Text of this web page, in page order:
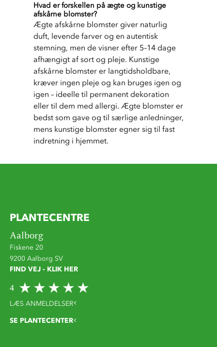
Hvad er forskellen på ægte og kunstige
afskårne blomster?
Ægte afskårne blomster giver naturlig
duft, levende farver og en autentisk
stemning, men de visner efter 5–14 dage
afhængigt af sort og pleje. Kunstige
afskårne blomster er langtidsholdbare,
kræver ingen pleje og kan bruges igen og
igen – ideelle til permanent dekoration
eller til dem med allergi. Ægte blomster er
bedst som gave og til særlige anledninger,
mens kunstige blomster egner sig til fast
indretning i hjemmet.
PLANTECENTRE
Aalborg
Fiskene 20
9200 Aalborg SV
FIND VEJ - KLIK HER
4
LÆS ANMELDELSER
SE PLANTECENTER